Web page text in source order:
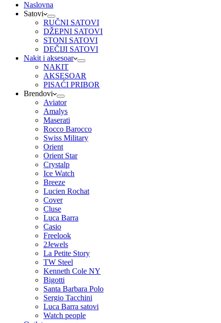
Naslovna
Satovi
RUČNI SATOVI
DŽEPNI SATOVI
STONI SATOVI
DEČIJI SATOVI
Nakit i aksesoar
NAKIT
AKSESOAR
PISAĆI PRIBOR
Brendovi
Aviator
Amalys
Maserati
Rocco Barocco
Swiss Military
Orient
Orient Star
Crystalp
Ice Watch
Breeze
Lucien Rochat
Cover
Cluse
Luca Barra
Casio
Freelook
2Jewels
La Petite Story
TW Steel
Kenneth Cole NY
Bigotti
Santa Barbara Polo
Sergio Tacchini
Luca Barra satovi
Watch people